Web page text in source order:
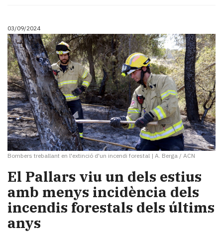
03/09/2024
Bombers treballant en l'extinció d'un incendi forestal | A. Berga / ACN
El Pallars viu un dels estius
amb menys incidència dels
incendis forestals dels últims
anys